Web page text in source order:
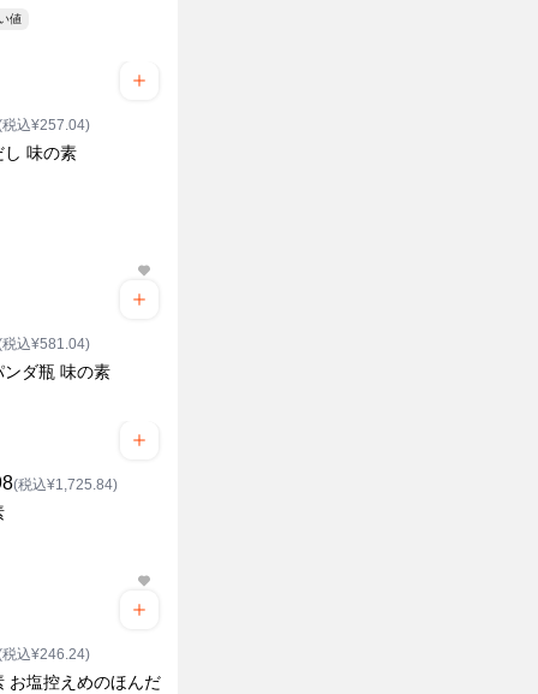
い値
税込¥257.04)
し 味の素
税込¥581.04)
ンダ瓶 味の素
(税込¥1,725.84)
税込¥246.24)
お塩控えめのほんだ